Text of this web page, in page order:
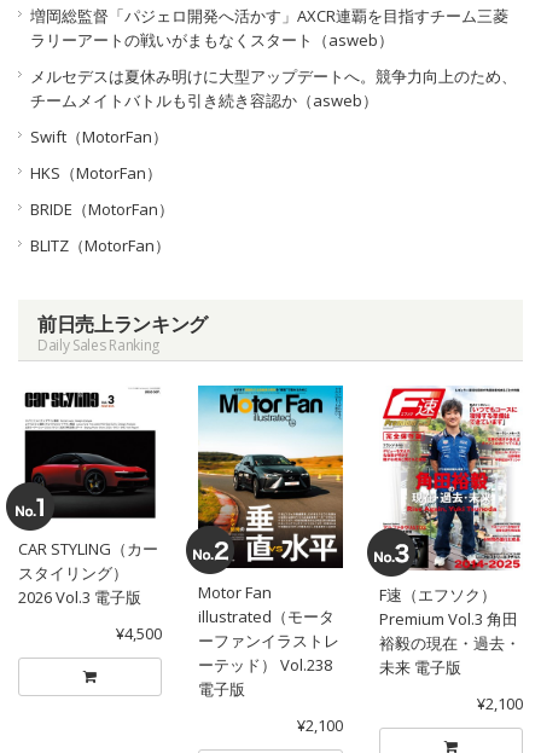
増岡総監督「パジェロ開発へ活かす」AXCR連覇を目指すチーム三菱
ラリーアートの戦いがまもなくスタート（asweb）
メルセデスは夏休み明けに大型アップデートへ。競争力向上のため、
チームメイトバトルも引き続き容認か（asweb）
Swift（MotorFan）
HKS（MotorFan）
BRIDE（MotorFan）
BLITZ（MotorFan）
前日売上ランキング
Daily Sales Ranking
CAR STYLING（カー
スタイリング）
2026 Vol.3 電子版
¥4,500
Motor Fan
illustrated（モータ
ーファンイラストレ
ーテッド） Vol.238
電子版
¥2,100
F速（エフソク）
Premium Vol.3 角田
裕毅の現在・過去・
未来 電子版
¥2,100